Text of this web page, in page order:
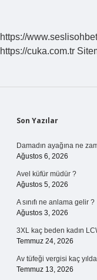
https://
https://cuka.com.tr
Sidebar
Son Yazılar
Damadın ayağına ne
Ağustos 6, 2026
Avel küfür müdür ?
Ağustos 5, 2026
A sınıfı ne anlama gelir ?
Ağustos 3, 2026
3XL kaç beden kadın
Temmuz 24, 2026
Av tüfeği vergisi kaç
Temmuz 13, 2026